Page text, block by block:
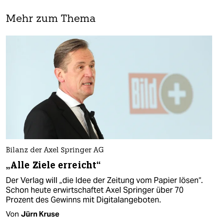
Mehr zum Thema
Bilanz der Axel Springer AG
„Alle Ziele erreicht“
Der Verlag will „die Idee der Zeitung vom Papier lösen“.
Schon heute erwirtschaftet Axel Springer über 70
Prozent des Gewinns mit Digitalangeboten.
Von Jürn Kruse